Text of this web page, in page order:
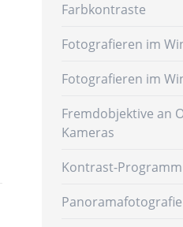
Farbkontraste
Fotografieren im
Fotografieren im
Fremdobjektive an
Kameras
Kontrast-Programm
Panoramafotografie